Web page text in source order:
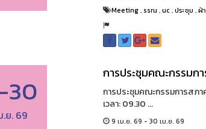
Meeting, ssru ,uc,ประชุม ,ฝ่
30
.ย. 69
การประชุมคณะกรรมก
การประชุมคณะกรรมการสภ
เวลา: 09.30 ...
9 เม.ย. 69 - 30 เม.ย. 69